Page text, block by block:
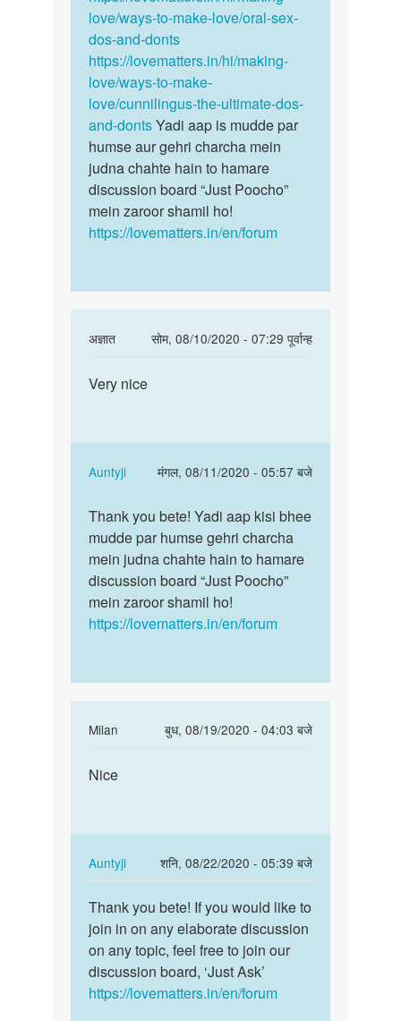
Devi
singh
love/ways-to-make-love/oral-sex-
dos-and-donts
https://lovematters.in/hi/making-
love/ways-to-make-
love/cunnilingus-the-ultimate-dos-
and-dontsYadi aap is mudde par
humse aur gehri charcha mein
judna chahte hain to hamare
discussion board “Just Poocho”
mein zaroor shamil ho!
https://lovematters.in/en/forum
अज्ञात
सोम, 08/10/2020 - 07:29 पूर्वान्ह
In
to
by
janvi
chodry
Very
Very nice
Auntyji
मंगल, 08/11/2020 - 05:57 बजे
In
reply
to
Very
nice
by
अज्ञात
Thank
you
bete!
Yadi
aap…
Thank you bete! Yadi aap kisi bhee
mudde par humse gehri charcha
mein judna chahte hain to hamare
discussion board “Just Poocho”
mein zaroor shamil ho!
https://lovematters.in/en/forum
Milan
बुध, 08/19/2020 - 04:03 बजे
to
by
janvi
chodry
Nice
Nice
Auntyji
शनि, 08/22/2020 - 05:39 बजे
In
reply
to
Nice
by
Milan
Thank
you
bete!
If
you
Thank you bete! If you would like to
join in on any elaborate discussion
on any topic, feel free to join our
discussion board, ‘Just Ask’
https://lovematters.in/en/forum